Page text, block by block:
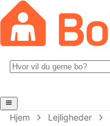
Hjem Lejligheder